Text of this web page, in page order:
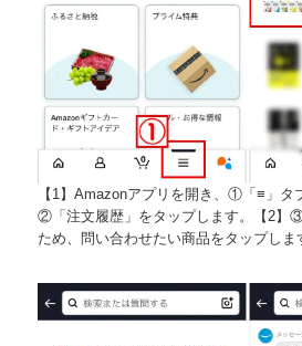
【1】Amazonアプリを開き、①「≡」タ
②「注文履歴」をタップします。【2】
ため、問い合わせたい商品をタップしま